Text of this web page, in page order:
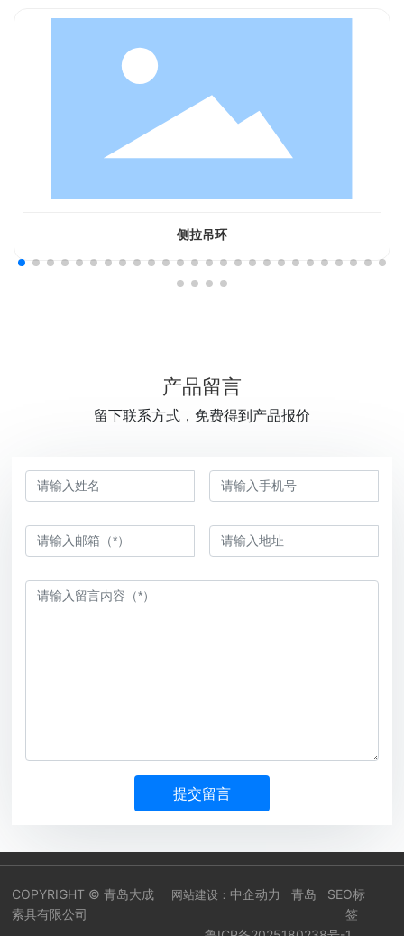
侧拉吊环
产品留言
留下联系方式，免费得到产品报价
提交留言
COPYRIGHT © 青岛大成
索具有限公司
网站建设： 中企动力 青岛
SEO标
签